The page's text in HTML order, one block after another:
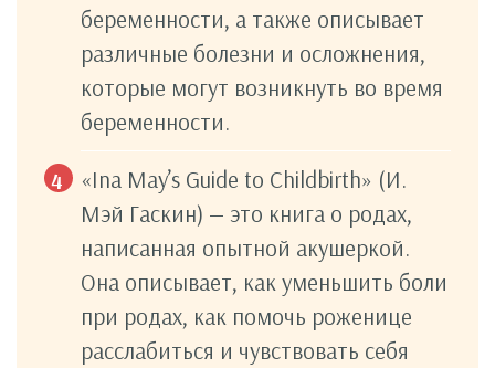
беременности, а также описывает
различные болезни и осложнения,
которые могут возникнуть во время
беременности.
«Ina May’s Guide to Childbirth» (И.
Мэй Гаскин) — это книга о родах,
написанная опытной акушеркой.
Она описывает, как уменьшить боли
при родах, как помочь роженице
расслабиться и чувствовать себя